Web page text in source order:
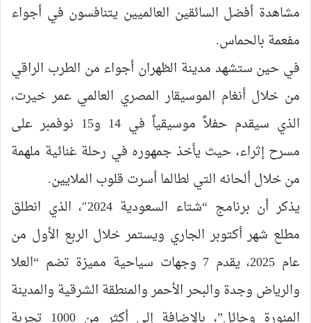
مشاهدة أفضل السائقين العالميين يتنافسون في أجواء
مفعمة بالحماس.
في حين ستشهد مدينة الظهران أجواء من الطرب الراقي
من خلال أنغام الموسيقار المصري العالمي عمر خيرت،
الذي سيقدم حفلاً موسيقياً في 14 و15 نوفمبر على
مسرح إثراء، حيث يأخذ جمهوره في رحلة غنائية ملهمة
من خلال ألحانه التي لطالما أسرت قلوب الملايين.
يذكر أن برنامج “شتاء السعودية 2024″، الذي انطلق
مطلع شهر أكتوبر الجاري ويستمر خلال الربع الأول من
عام 2025، يقدم 7 وجهات سياحية مميزة تضم “العلا
والرياض وجدة والبحر الأحمر والمنطقة الشرقية والمدينة